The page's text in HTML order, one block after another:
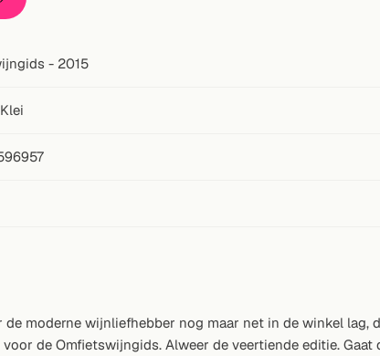
- 2015
moderne wijnliefhebber nog maar net in de winkel lag,
de Omfietswijngids. Alweer de veertiende editie. Gaat